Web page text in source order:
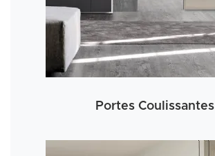
Portes Coulissantes